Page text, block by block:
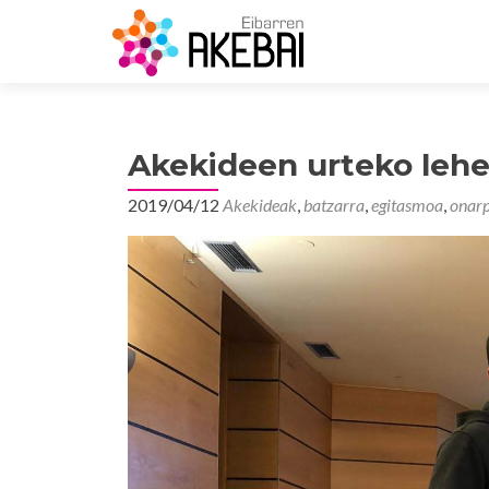
Akekideen urteko
2019/04/12 Akekideak, batzarra,egitasmoa,